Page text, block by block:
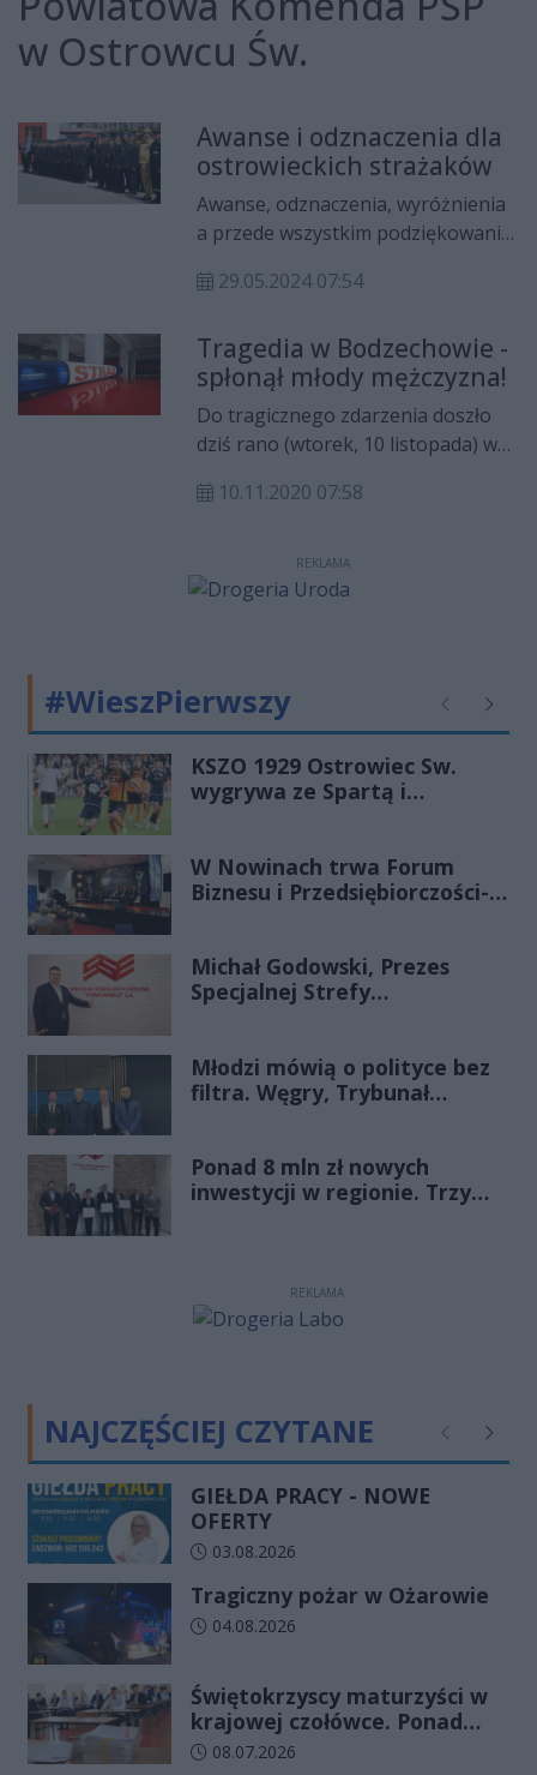
w Ostrowcu Św.
Awanse i odznaczenia dla
ostrowieckich strażaków
Awanse, odznaczenia, wyróżnienia
a przede wszystkim podziękowania
strażacy z powiatu ostrowieckiego.
29.05.2024 07:54
Tragedia w Bodzechowie -
spłonął młody mężczyzna!
Do tragicznego zdarzenia doszło
dziś rano (wtorek, 10 listopada) w
domu jednorodzinnego
Goździelińskiej, zmarł młody
mężczyzna.
10.11.2020 07:58
REKLAMA
#WieszPierwszy Poprzednie
KSZO 1929 Ostrowiec Sw.
wygrywa ze Spartą i
W Nowinach trwa Forum
Biznesu i Przedsiębiorczości-
Michał Godowski, Prezes
Specjalnej Strefy
Porannej Rozmowy Radia
Rekord Świętokrzyskie
Młodzi mówią o polityce bez
filtra. Węgry, Trybunał
zmienia zasady gry
Ponad 8 mln zł nowych
inwestycji w regionie. Trzy
REKLAMA
NAJCZĘŚCIEJ CZYTANE Poprzednie
GIEŁDA PRACY - NOWE
OFERTY
Data dodania artykułu:
03.08.2026
Tragiczny pożar w Ożarowie
Data dodania artykułu:
04.08.2026
Świętokrzyscy maturzyści w
krajowej czołówce. Ponad
83% zdało egzamin już w
Data dodania artykułu:
08.07.2026